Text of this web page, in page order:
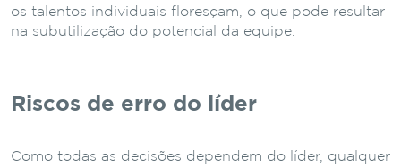
os talentos individuais floresçam, o que pode resultar
na subutilização do potencial da equipe.
Riscos de erro do líder
Como todas as decisões dependem do líder, qualquer